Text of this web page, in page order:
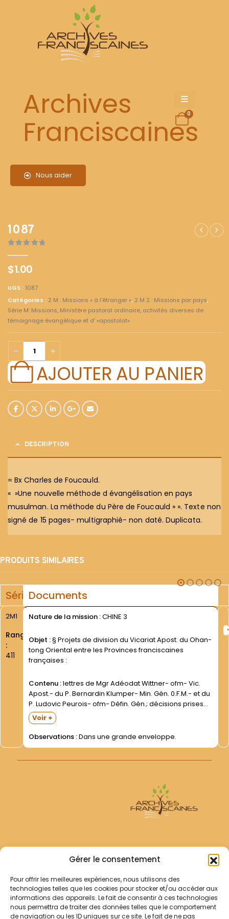
Gérer le consentement
Pour offrir les meilleures expériences, nous utilisons des
technologies telles que les cookies pour stocker et/ou accéder aux
informations des appareils. Le fait de consentir à ces technologies
nous permettra de traiter des données telles que le comportement
de navigation ou les ID uniques sur ce site. Le fait de ne pas
Archives
Franciscaines
Nous aider
0
1087
$1.00
UGS : 1087
Catégories : 2 M : Missions « à l'étranger », 2 M 2 : Missions par pays,
Série M: Missions, Ministère pastoral ordinaire, activités diverses de
témoignage évangélique et d' «apostolat»
AJOUTER AU PANIER
DESCRIPTION
= Bx Charles de Foucauld.
« »Une nouvelle méthode d évangélisation en pays
musulman. La méthode du Père de Foucauld » ». Texte non
signé de 15 pages- multigraphié- non daté. Duplicata.
PRODUITS SIMILAIRES
SérieDocuments
2M1
Rang
:
411
Nature de la mission :CHINE 3
Objet :§ Projets de division du Vicariat Apost. du Ohan-
tong Oriental entre les Provinces franciscaines
françaises :
Contenu :lettres de Mgr Adéodat Wittner- ofm- Vic.
Apost.- du P. Bernardin Klumper- Min. Gén. 0.F.M.- et du
P. Ludovic Peurois- ofm- Défin. Gén.; décisions prises
par les Provinciaux français- par le Définitoire de St-
Denys; cartes du Vicariat (2 mai 1923...
Voir +
Observations :Dans une grande enveloppe.
Archives Franciscaines
RECHERCHER
Comment chercher ?
Les archives